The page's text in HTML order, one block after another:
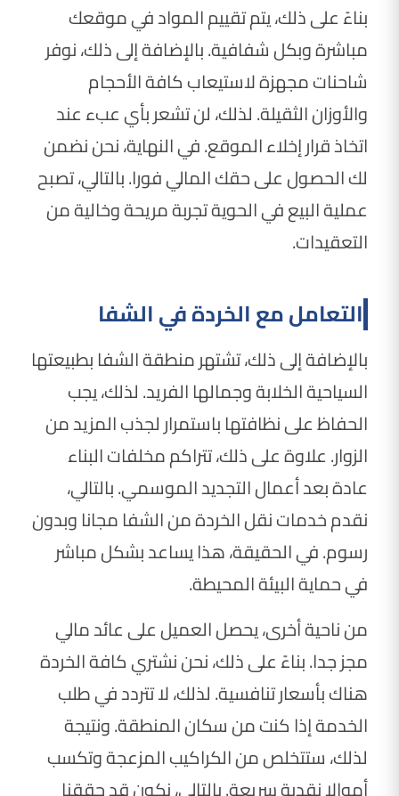
بناءً على ذلك، يتم تقييم المواد في موقعك
مباشرة وبكل شفافية. بالإضافة إلى ذلك، نوفر
شاحنات مجهزة لاستيعاب كافة الأحجام
والأوزان الثقيلة. لذلك، لن تشعر بأي عبء عند
اتخاذ قرار إخلاء الموقع. في النهاية، نحن نضمن
لك الحصول على حقك المالي فورا. بالتالي، تصبح
عملية البيع في الحوية تجربة مريحة وخالية من
التعقيدات.
التعامل مع الخردة في الشفا
بالإضافة إلى ذلك، تشتهر منطقة الشفا بطبيعتها
السياحية الخلابة وجمالها الفريد. لذلك، يجب
الحفاظ على نظافتها باستمرار لجذب المزيد من
الزوار. علاوة على ذلك، تتراكم مخلفات البناء
عادة بعد أعمال التجديد الموسمي. بالتالي،
نقدم خدمات نقل الخردة من الشفا مجانا وبدون
رسوم. في الحقيقة، هذا يساعد بشكل مباشر
في حماية البيئة المحيطة.
من ناحية أخرى، يحصل العميل على عائد مالي
مجز جدا. بناءً على ذلك، نحن نشتري كافة الخردة
هناك بأسعار تنافسية. لذلك، لا تتردد في طلب
الخدمة إذا كنت من سكان المنطقة. ونتيجة
لذلك، ستتخلص من الكراكيب المزعجة وتكسب
أموالا نقدية سريعة. بالتالي، نكون قد حققنا